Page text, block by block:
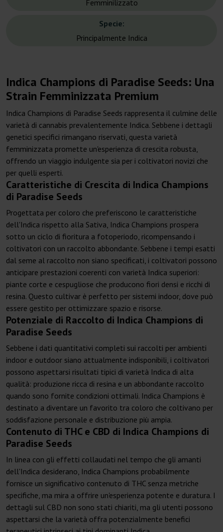
Femminilizzato
Specie:
Principalmente Indica
Indica Champions di Paradise Seeds: Una
Strain Femminizzata Premium
Indica Champions di Paradise Seeds rappresenta il culmine delle
varietà di cannabis prevalentemente Indica. Sebbene i dettagli
genetici specifici rimangano riservati, questa varietà
femminizzata promette un'esperienza di crescita robusta,
offrendo un viaggio indulgente sia per i coltivatori novizi che
per quelli esperti.
Caratteristiche di Crescita di Indica Champions
di Paradise Seeds
Progettata per coloro che preferiscono le caratteristiche
dell'Indica rispetto alla Sativa, Indica Champions prospera
sotto un ciclo di fioritura a fotoperiodo, ricompensando i
coltivatori con un raccolto abbondante. Sebbene i tempi esatti
dal seme al raccolto non siano specificati, i coltivatori possono
anticipare prestazioni coerenti con varietà Indica superiori:
piante corte e cespugliose che producono fiori densi e ricchi di
resina. Questo cultivar è perfetto per sistemi indoor, dove può
essere gestito per ottimizzare spazio e risorse.
Potenziale di Raccolto di Indica Champions di
Paradise Seeds
Sebbene i dati quantitativi completi sui raccolti per ambienti
indoor e outdoor siano attualmente indisponibili, i coltivatori
possono aspettarsi risultati tipici di varietà Indica di alta
qualità: produzione ricca di resina e un abbondante raccolto
quando sono fornite condizioni ottimali. Indica Champions è
destinato a diventare un favorito tra coloro che coltivano per
soddisfazione personale e distribuzione più ampia.
Contenuto di THC e CBD di Indica Champions di
Paradise Seeds
In linea con gli effetti collaudati nel tempo che gli amanti
dell'Indica desiderano, Indica Champions probabilmente
fornisce un significativo contenuto di THC senza metriche
specifiche, ma mira a offrire un'esperienza potente e duratura. I
dettagli sul CBD non sono stati chiariti, ma gli utenti possono
aspettarsi che la varietà offra potenzialmente benefici